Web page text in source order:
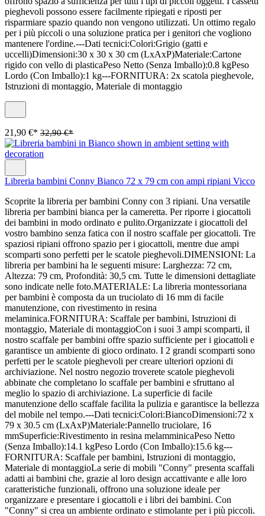
pieghevoli possono essere facilmente ripiegati e riposti per
risparmiare spazio quando non vengono utilizzati. Un ottimo regalo
per i più piccoli o una soluzione pratica per i genitori che vogliono
mantenere l'ordine.---Dati tecnici:Colori:Grigio (gatti e
uccelli)Dimensioni:30 x 30 x 30 cm (LxAxP)Materiale:Cartone
rigido con vello di plasticaPeso Netto (Senza Imballo):0.8 kgPeso
Lordo (Con Imballo):1 kg---FORNITURA: 2x scatola pieghevole,
Istruzioni di montaggio, Materiale di montaggio
21,90 €* 32,90 €*
Libreria bambini Conny Bianco 72 x 79 cm con ampi ripiani Vicco
Scoprite la libreria per bambini Conny con 3 ripiani. Una versatile
libreria per bambini bianca per la cameretta. Per riporre i giocattoli
dei bambini in modo ordinato e pulito.Organizzate i giocattoli del
vostro bambino senza fatica con il nostro scaffale per giocattoli. Tre
spaziosi ripiani offrono spazio per i giocattoli, mentre due ampi
scomparti sono perfetti per le scatole pieghevoli.DIMENSIONI: La
libreria per bambini ha le seguenti misure: Larghezza: 72 cm,
Altezza: 79 cm, Profondità: 30,5 cm. Tutte le dimensioni dettagliate
sono indicate nelle foto.MATERIALE: La libreria montessoriana
per bambini è composta da un truciolato di 16 mm di facile
manutenzione, con rivestimento in resina
melaminica.FORNITURA: Scaffale per bambini, Istruzioni di
montaggio, Materiale di montaggioCon i suoi 3 ampi scomparti, il
nostro scaffale per bambini offre spazio sufficiente per i giocattoli e
garantisce un ambiente di gioco ordinato. I 2 grandi scomparti sono
perfetti per le scatole pieghevoli per creare ulteriori opzioni di
archiviazione. Nel nostro negozio troverete scatole pieghevoli
abbinate che completano lo scaffale per bambini e sfruttano al
meglio lo spazio di archiviazione. La superficie di facile
manutenzione dello scaffale facilita la pulizia e garantisce la bellezza
del mobile nel tempo.---Dati tecnici:Colori:BiancoDimensioni:72 x
79 x 30.5 cm (LxAxP)Materiale:Pannello truciolare, 16
mmSuperficie:Rivestimento in resina melamminicaPeso Netto
(Senza Imballo):14.1 kgPeso Lordo (Con Imballo):15.6 kg---
FORNITURA: Scaffale per bambini, Istruzioni di montaggio,
Materiale di montaggioLa serie di mobili "Conny" presenta scaffali
adatti ai bambini che, grazie al loro design accattivante e alle loro
caratteristiche funzionali, offrono una soluzione ideale per
organizzare e presentare i giocattoli e i libri dei bambini. Con
"Conny" si crea un ambiente ordinato e stimolante per i più piccoli.